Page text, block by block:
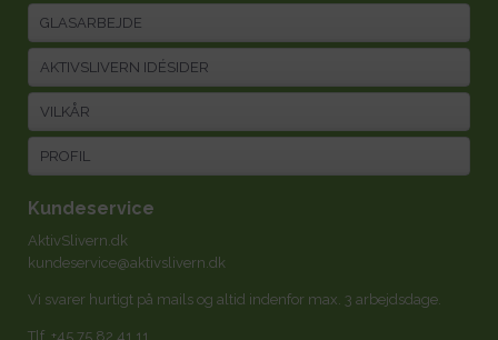
GLASARBEJDE
AKTIVSLIVERN IDÉSIDER
VILKÅR
PROFIL
Kundeservice
AktivSlivern.dk
kundeservice@aktivslivern.dk
Vi svarer hurtigt på mails og altid indenfor max. 3 arbejdsdage.
Tlf. +45 75 82 41 11